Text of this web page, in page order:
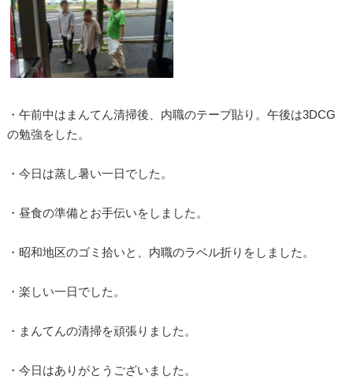
・午前中はまんてん清掃後、内職のテープ貼り。午後は3DCG
の勉強をした。
・今日は蒸し暑い一日でした。
・昼食の準備とお手伝いをしました。
・昭和地区のゴミ拾いと、内職のラベル折りをしました。
・楽しい一日でした。
・まんてんの清掃を頑張りました。
・今日はありがとうございました。